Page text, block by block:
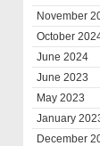
November
October
June 2024
June 2023
May 2023
January
December